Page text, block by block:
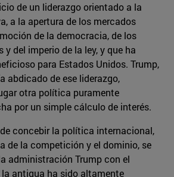
de un liderazgo orientado a la
a la apertura de los mercados
de la democracia, de los
y del imperio de la ley, y que ha
para Estados Unidos. Trump,
abdicado de ese liderazgo,
otra política puramente
por un simple cálculo de interés.
concebir la política internacional,
de la competición y el dominio, se
administración Trump con el
antigua ha sido altamente